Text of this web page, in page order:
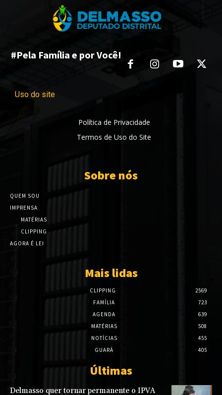
#Pela Família e por Você!
Uso do site
Política de Privacidade
Termos de Uso do Site
Sobre nós
QUEM SOU
IMPRENSA
MATÉRIAS
CLIPPING
AGORA É LEI
Mais lidas
CLIPPING
2569
FAMÍLIA
723
AGENDA
639
MATÉRIAS
508
NOTÍCIAS
455
GUARÁ
405
Últimas
Delmasso quer tornar permanente o IPVA